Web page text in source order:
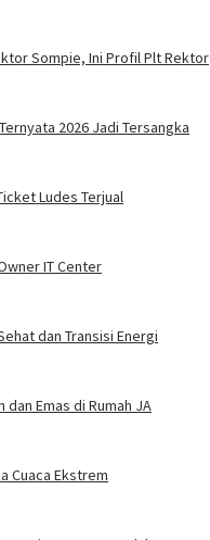
Sompie, Ini Profil Plt Rektor
2026 Jadi Tersangka
Ludes Terjual
IT Center
dan Transisi Energi
Emas di Rumah JA
Cuaca Ekstrem